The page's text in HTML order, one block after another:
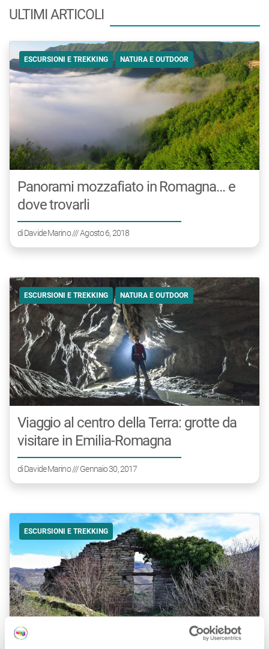
ULTIMI ARTICOLI
ESCURSIONI E TREKKING NATURA E OUTDOOR
Panorami mozzafiato in Romagna… e
dove trovarli
diDavide Marino/// Agosto 6, 2018
ESCURSIONI E TREKKING NATURA E OUTDOOR
Viaggio al centro della Terra: grotte da
visitare in Emilia-Romagna
diDavide Marino/// Gennaio 30, 2017
ESCURSIONI E TREKKING